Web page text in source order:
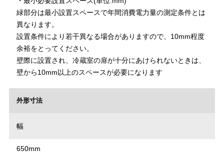
緑部分は最小設置スペースで年間消費電力量の測定条件とは
異なります。
設置条件により若干異なる場合がありますので、10mm程度
余裕をとってください。
壁際に設置され、冷蔵室の扉が十分にあけられないときは、
壁から10mm以上のスペースが必要になります
外形寸法
幅
650mm